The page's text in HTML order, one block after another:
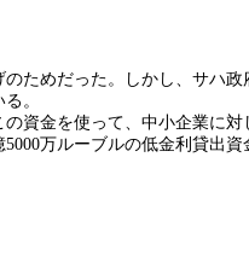
ためだった。しかし、サハ
。
資金を使って、中小企業に
万ルーブルの低金利貸出資